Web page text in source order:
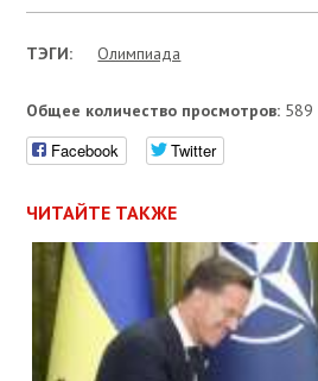
ТЭГИ: Олимпиада
Общее количество просмотров: 589
Facebook Twitter
ЧИТАЙТЕ ТАКЖЕ